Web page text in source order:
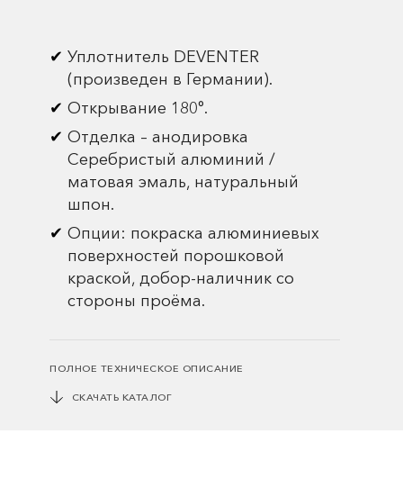
Уплотнитель DEVENTER
(произведен в Германии).
Открывание 180°.
Отделка – анодировка
Серебристый алюминий /
матовая эмаль, натуральный
шпон.
Опции: покраска алюминиевых
поверхностей порошковой
краской, добор-наличник со
стороны проёма.
ПОЛНОЕ ТЕХНИЧЕСКОЕ ОПИСАНИЕ
СКАЧАТЬ КАТАЛОГ